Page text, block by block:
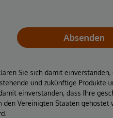
Absenden
Sie sich damit
und zukünftige Produkte
einverstanden, dass Ihre
den Vereinigten Staaten